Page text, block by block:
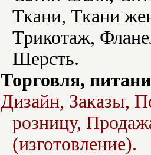
Ткани, Ткани
Трикотаж,
Шерсть.
Торговля,
Дизайн, Заказы,
розницу,
(изготовление).